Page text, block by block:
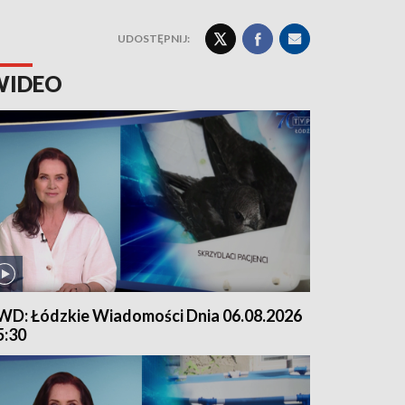
UDOSTĘPNIJ:
Łódzkie Wiadomości Dnia 06.08.2026